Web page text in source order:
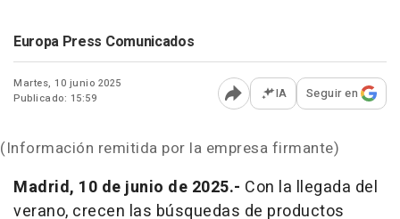
Europa Press Comunicados
Martes, 10 junio 2025
Publicado: 15:59
Abrir opciones para
IA Seguir en
(Información remitida por la empresa firmante)
Madrid, 10 de junio de 2025.- Con la llegada del
verano, crecen las búsquedas de productos